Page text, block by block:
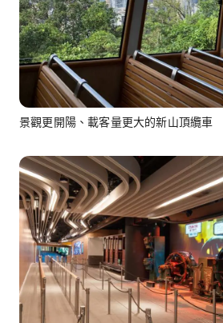
景觀更開陽、載客量更大的新山頂纜車